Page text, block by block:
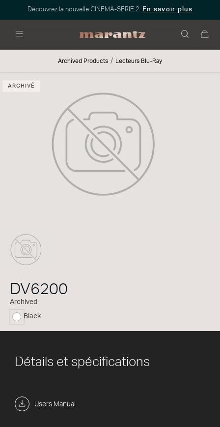
Découvrez la nouvelle CINEMA-SERIE 2. En savoir plus
Archived Products Lecteurs Blu-Ray
ARCHIVÉ
DV6200
Archived
sélectionné
Black
Détails et spécifications
Users Manual